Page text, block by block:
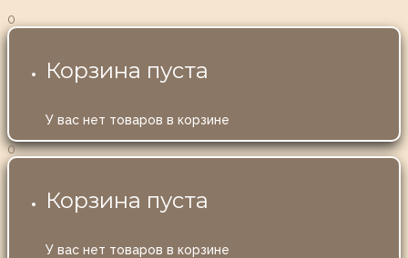
0
Корзина пуста
У вас нет товаров в корзине
0
Корзина пуста
У вас нет товаров в корзине